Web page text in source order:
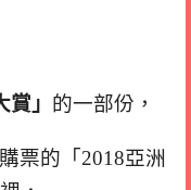
」 的一部份，
票的「2018亞洲